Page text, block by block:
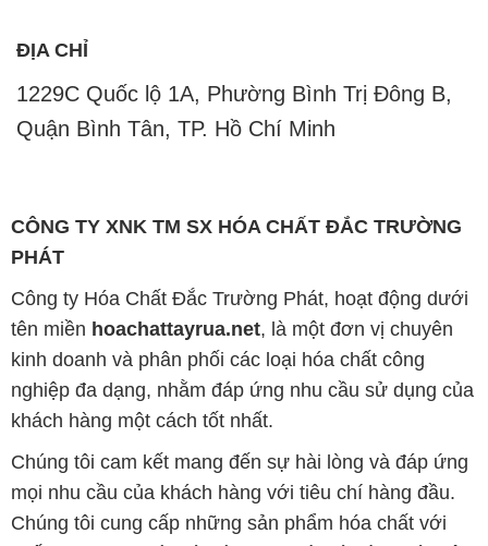
ĐỊA CHỈ
1229C Quốc lộ 1A, Phường Bình Trị Đông B,
Quận Bình Tân, TP. Hồ Chí Minh
CÔNG TY XNK TM SX HÓA CHẤT ĐẮC TRƯỜNG
PHÁT
Công ty Hóa Chất Đắc Trường Phát, hoạt động dưới
tên miền hoachattayrua.net, là một đơn vị chuyên
kinh doanh và phân phối các loại hóa chất công
nghiệp đa dạng, nhằm đáp ứng nhu cầu sử dụng của
khách hàng một cách tốt nhất.
Chúng tôi cam kết mang đến sự hài lòng và đáp ứng
mọi nhu cầu của khách hàng với tiêu chí hàng đầu.
Chúng tôi cung cấp những sản phẩm hóa chất với